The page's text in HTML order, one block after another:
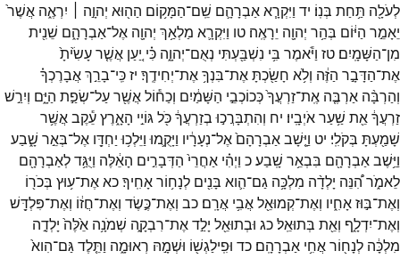
לְעֹלָ֖ה תַּ֥חַת בְּנֽוֹ׃ יד וַיִּקְרָ֧אאַבְרָהָ֛ם שֵֽׁם־הַמָּק֥וֹם הַה֖וּא יְהוָ֣ה ׀ יִרְאֶ֑ה אֲשֶׁר֙
יֵאָמֵ֣ר הַיּ֔וֹם בְּהַ֥ר יְהוָ֖ה יֵרָאֶֽה׃ טו וַיִּקְרָ֛א מַלְאַ֥ךְ יְהוָ֖ה אֶל־אַבְרָהָ֑ם שֵׁנִ֖ית
מִן־הַשָּׁמָֽיִם׃ טז וַיֹּ֕אמֶר בִּ֥י נִשְׁבַּ֖עְתִּי נְאֻם־יְהוָ֑ה כִּ֗י יַ֚עַן אֲשֶׁ֤רעָשִׂ֙יתָ֙
אֶת־הַדָּבָ֣ר הַזֶּ֔ה וְלֹ֥א חָשַׂ֖כְתָּאֶת־בִּנְךָ֥אֶת־יְחִידֶֽךָ׃ יזכִּֽי־בָרֵ֣ךְאֲבָרֶכְךָ֗
וְהַרְבָּ֨ה אַרְבֶּ֤ה אֶֽת־זַרְעֲךָ֙כְּכוֹכְבֵ֣י הַשָּׁמַ֔יִם וְכַח֕וֹלאֲשֶׁ֖רעַל־שְׂפַ֣ת הַיָּ֑ם וְיִרַ֣שׁ
זַרְעֲךָ֔אֵ֖ת שַׁ֥עַראֹיְבָֽיו׃ יח וְהִתְבָּרֲכ֣וּ בְזַרְעֲךָ֔כֹּ֖לגּוֹיֵ֣י הָאָ֑רֶץעֵ֕קֶבאֲשֶׁ֥ר
שָׁמַ֖עְתָּ בְּקֹלִֽי׃ יט וַיָּ֤שָׁבאַבְרָהָם֙אֶל־נְעָרָ֔יו וַיָּקֻ֛מוּ וַיֵּלְכ֥וּ יַחְדָּ֖ו אֶל־בְּאֵ֣ר שָׁ֑בַע
וַיֵּ֥שֶׁבאַבְרָהָ֖ם בִּבְאֵ֥ר שָֽׁבַע׃כ וַיְהִ֗י אַחֲרֵי֙ הַדְּבָרִ֣ים הָאֵ֔לֶּה וַיֻּגַּ֥דלְאַבְרָהָ֖ם
לֵאמֹ֑רהִ֠נֵּה יָלְדָ֨ה מִלְכָּ֥ה גַם־הִ֛וא בָּנִ֖ים לְנָח֥וֹראָחִֽיךָ׃כאאֶת־ע֥וּץ בְּכֹר֖וֹ
וְאֶת־בּ֣וּזאָחִ֑יו וְאֶת־קְמוּאֵ֖לאֲבִ֥י אֲרָֽם׃ כב וְאֶת־כֶּ֣שֶׂד וְאֶת־חֲז֔וֹ וְאֶת־פִּלְדָּ֖שׁ
וְאֶת־יִדְלָ֑ף וְאֵ֖ת בְּתוּאֵֽל׃כג וּבְתוּאֵ֖ל יָלַ֣דאֶת־רִבְקָ֑ה שְׁמֹנָ֥ה אֵ֙לֶּה֙ יָלְדָ֣ה
מִלְכָּ֔ה לְנָח֖וֹראֲחִ֥י אַבְרָהָֽם׃ כד וּפִֽילַגְשׁ֖וֹ וּשְׁמָ֣הּ רְאוּמָ֑ה וַתֵּ֤לֶדגַּם־הִוא֙